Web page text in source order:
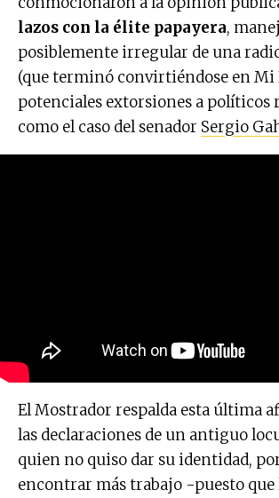
lazos con la élite papayera,
posiblemente irregular de una
(que terminó convirtiéndose en Mi
potenciales extorsiones a políticos
como el caso del senador Sergio
El Mostrador respalda esta última
las declaraciones de un antiguo
quien no quiso dar su identidad,
encontrar más trabajo -puesto que